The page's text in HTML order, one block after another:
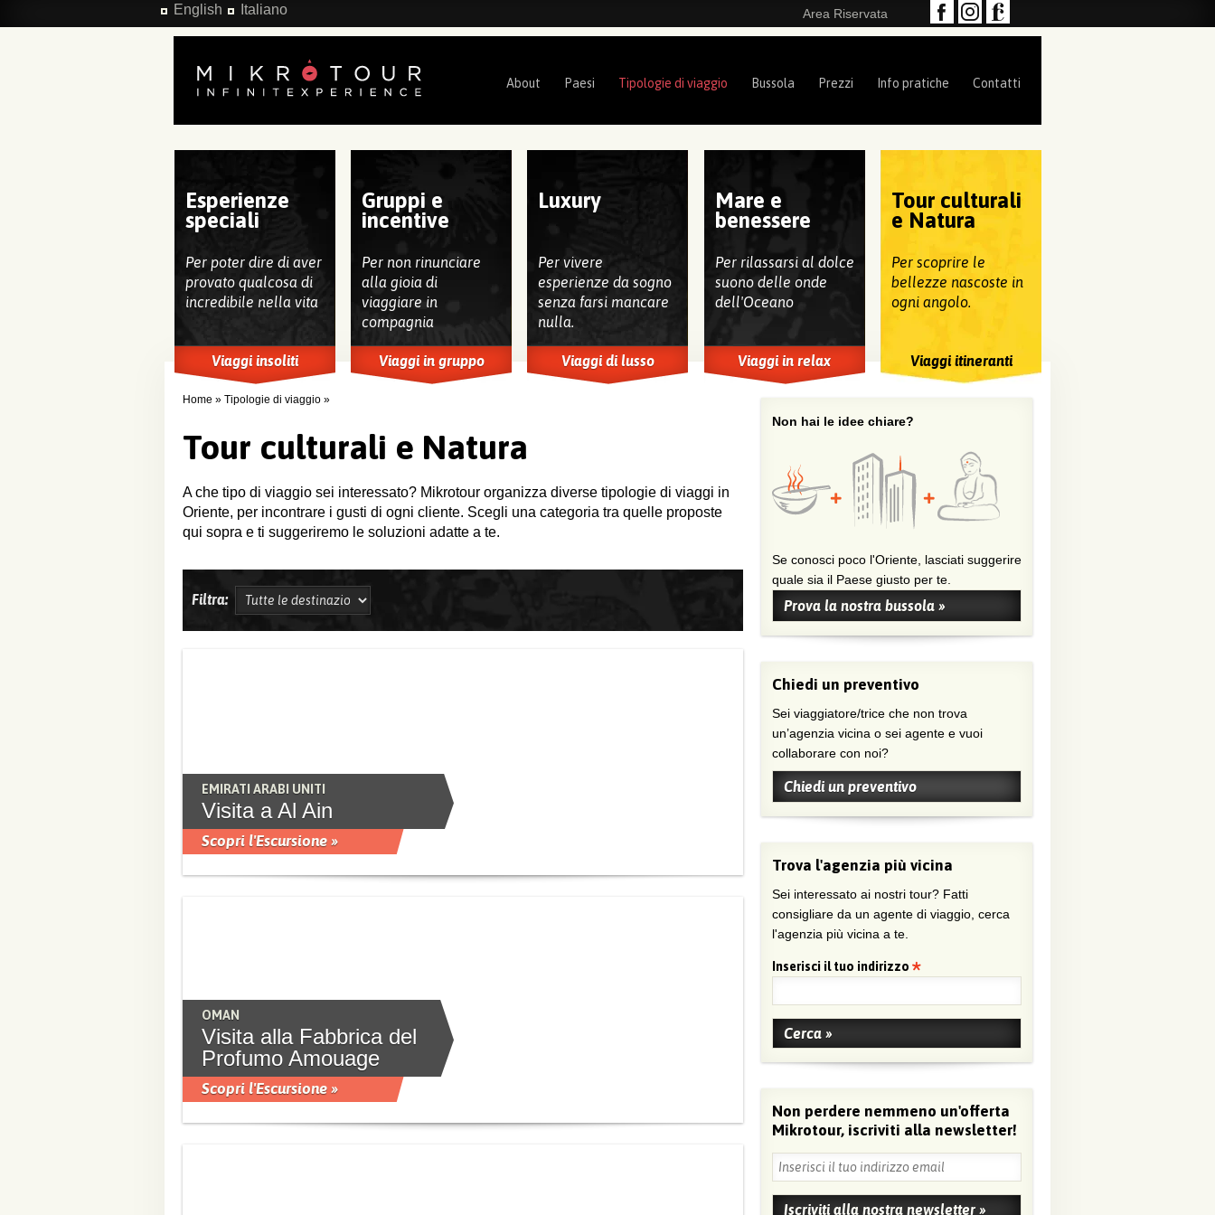
Salta al contenuto principale Area Riservata
English Italiano
About Paesi Tipologie di viaggio Bussola Prezzi Info pratiche Contatti
Home » Tipologie di viaggio »
Esperienze
speciali
Per poter dire di aver
provato qualcosa di
incredibile nella vita
Viaggi insoliti
Gruppi e
incentive
Per non rinunciare
alla gioia di
viaggiare in
compagnia
Viaggi in gruppo
Luxury
Per vivere
esperienze da sogno
senza farsi mancare
nulla.
Viaggi di lusso
Mare e
benessere
Per rilassarsi al dolce
suono delle onde
dell'Oceano
Viaggi in relax
Tour culturali
e Natura
Per scoprire le
bellezze nascoste in
ogni angolo.
Viaggi itineranti
Tour culturali e Natura
A che tipo di viaggio sei interessato? Mikrotour organizza diverse tipologie di viaggi in
Oriente, per incontrare i gusti di ogni cliente. Scegli una categoria tra quelle proposte
qui sopra e ti suggeriremo le soluzioni adatte a te.
Filtra:
EMIRATI ARABI UNITI
Visita a Al Ain
Scopri l'Escursione »
OMAN
Visita alla Fabbrica del
Profumo Amouage
Scopri l'Escursione »
Non hai le idee chiare?
Se conosci poco l'Oriente, lasciati suggerire
quale sia il Paese giusto per te.
Prova la nostra bussola »
Chiedi un preventivo
Sei viaggiatore/trice che non trova
un’agenzia vicina o sei agente e vuoi
collaborare con noi?
Chiedi un preventivo
Trova l'agenzia più vicina
Sei interessato ai nostri tour? Fatti
consigliare da un agente di viaggio, cerca
l'agenzia più vicina a te.
Inserisci il tuo indirizzo
Non perdere nemmeno un'offerta
Mikrotour, iscriviti alla newsletter!